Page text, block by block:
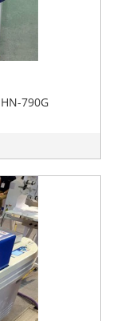
790G